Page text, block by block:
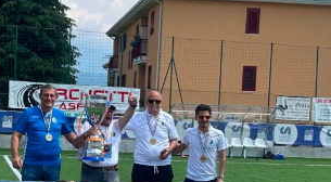
San
Giovanni
al
termine
di
una
partita